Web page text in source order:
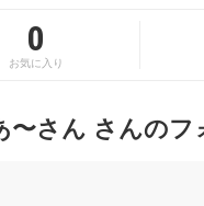
0
お気に入り
〜さん さんのフ